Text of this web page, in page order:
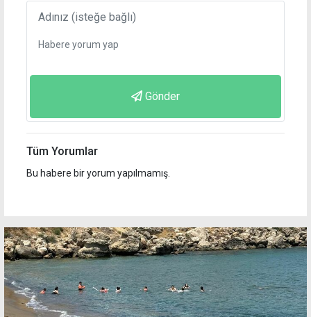
Gönder
Tüm Yorumlar
Bu habere bir yorum yapılmamış.